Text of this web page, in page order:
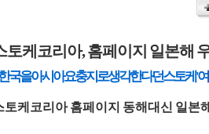
토케코리아, 홈페이지 일본해
국을 아시아 요충지로 생각한다던 스토케 '
토케코리아 홈페이지 동해대신 일본